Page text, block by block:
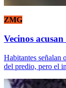
ZMG
Vecinos
Habitantes señalan
del predio, pero el